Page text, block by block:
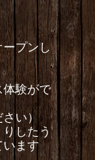
プンし
体験がで
い）
りしたう
います